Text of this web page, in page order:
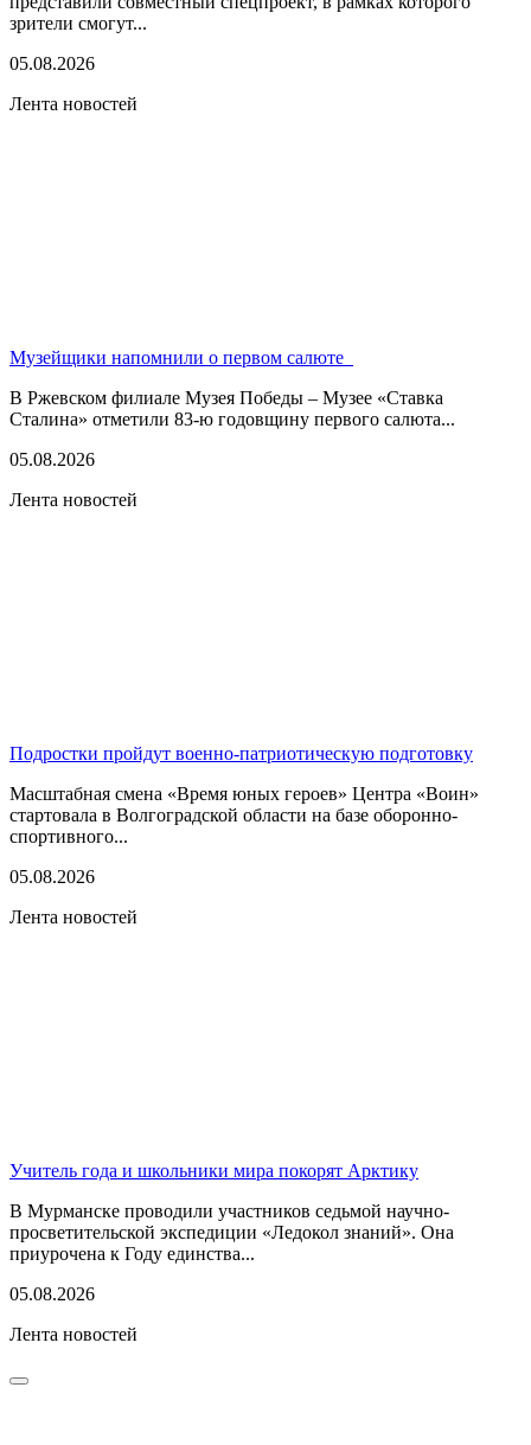
зрители смогут...
05.08.2026
Лента новостей
Музейщики напомнили о первом салюте
В Ржевском филиале Музея Победы – Музее «Ставка
Сталина» отметили 83-ю годовщину первого салюта...
05.08.2026
Лента новостей
Подростки пройдут военно-патриотическую подготовку
Масштабная смена «Время юных героев» Центра «Воин»
стартовала в Волгоградской области на базе оборонно-
спортивного...
05.08.2026
Лента новостей
Учитель года и школьники мира покорят Арктику
В Мурманске проводили участников седьмой научно-
просветительской экспедиции «Ледокол знаний». Она
приурочена к Году единства...
05.08.2026
Лента новостей